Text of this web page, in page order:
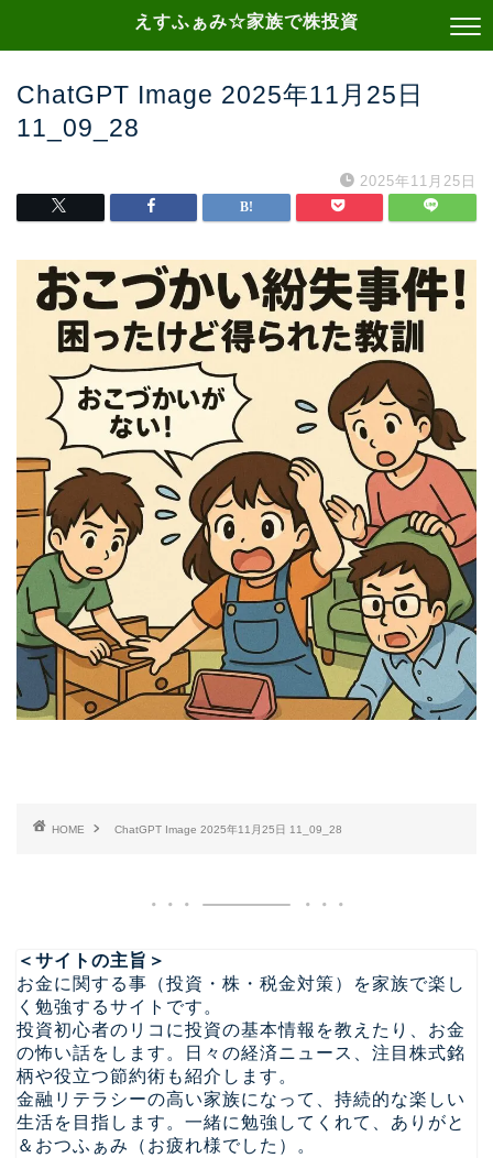
えすふぁみ☆家族で株投資
ChatGPT Image 2025年11月25日
11_09_28
2025年11月25日
HOME ChatGPT Image 2025年11月25日 11_09_28
＜サイトの主旨＞
お金に関する事（投資・株・税金対策）を家族で楽し
く勉強するサイトです。
投資初心者のリコに投資の基本情報を教えたり、お金
の怖い話をします。日々の経済ニュース、注目株式銘
柄や役立つ節約術も紹介します。
金融リテラシーの高い家族になって、持続的な楽しい
生活を目指します。一緒に勉強してくれて、ありがと
＆おつふぁみ（お疲れ様でした）。